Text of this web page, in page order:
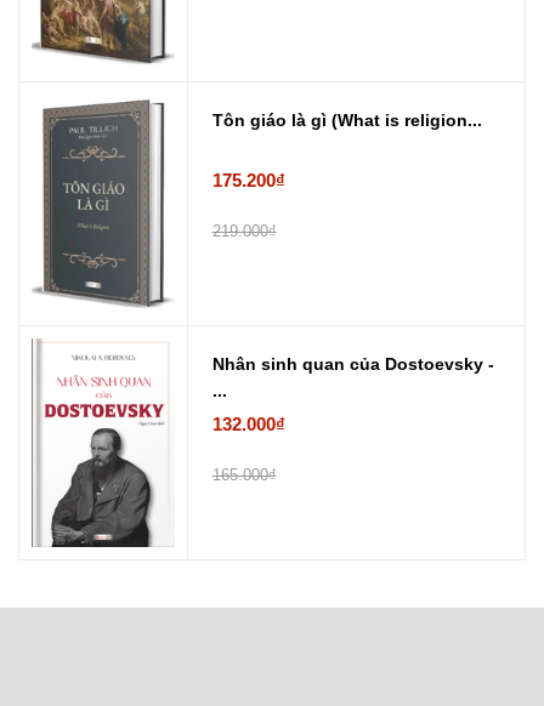
Tôn giáo là gì (What is religion...
175.200₫
219.000₫
Nhân sinh quan của Dostoevsky -
...
132.000₫
165.000₫